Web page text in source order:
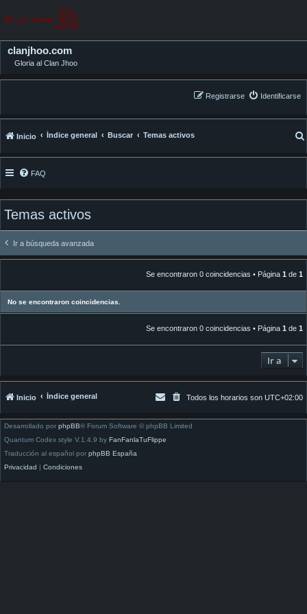
clanjhoo.com
Gloria al Clan Jhoo
Identificarse
Registrarse
Inicio Índice general Buscar Temas activos
FAQ
Temas activos
Ir a búsqueda avanzada
Se encontraron 0 coincidencias • Página 1 de 1
No se encontraron coincidencias.
Se encontraron 0 coincidencias • Página 1 de 1
Ir a
Inicio Índice general Todos los horarios son UTC+02:00
Desarrollado por phpBB® Forum Software © phpBB Limited
Quantum Codex style V.1.4.9 by FanFanlaTuFlippe
Traducción al español por phpBB España
Privacidad
Condiciones